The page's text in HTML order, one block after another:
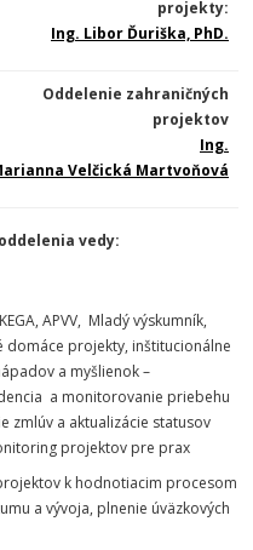
projekty:
Ing. Libor Ďuriška, PhD.
Oddelenie zahraničných
projektov
Ing.
Velčická Martvoňová
vedy:
APVV, Mladý výskumník,
domáce projekty, inštitucionálne
a myšlienok–
a monitorovanie priebehu
zmlúv a aktualizácie statusov
projektov pre prax
k hodnotiacim procesom
a vývoja, plnenie úväzkových